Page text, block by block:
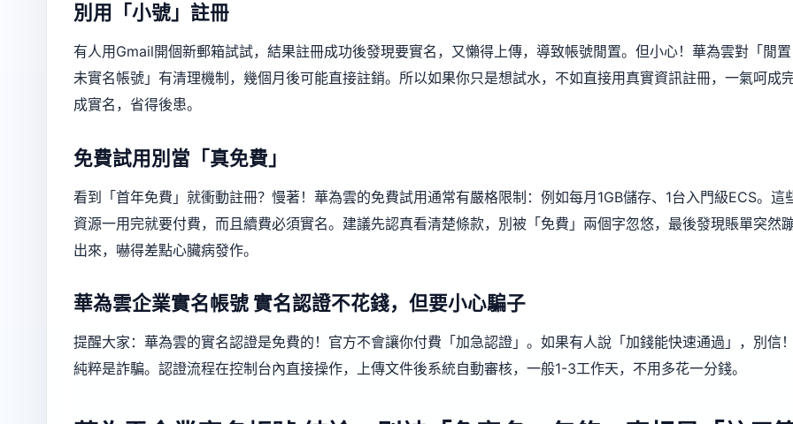
別用「小號」註冊
有人用Gmail開個新郵箱試試，結果註冊成功後發現要實名，又懶得上傳，導致帳號閒置。但小心！華為雲對「閒置
未實名帳號」有清理機制，幾個月後可能直接註銷。所以如果你只是想試水，不如直接用真實資訊註冊，一氣呵成
成實名，省得後患。
免費試用別當「真免費」
看到「首年免費」就衝動註冊？慢著！華為雲的免費試用通常有嚴格限制：例如每月1GB儲存、1台入門級ECS。這
資源一用完就要付費，而且續費必須實名。建議先認真看清楚條款，別被「免費」兩個字忽悠，最後發現賬單突然
出來，嚇得差點心臟病發作。
華為雲企業實名帳號 實名認證不花錢，但要小心騙子
提醒大家：華為雲的實名認證是免費的！官方不會讓你付費「加急認證」。如果有人說「加錢能快速通過」，別信！
純粹是詐騙。認證流程在控制台內直接操作，上傳文件後系統自動審核，一般1-3工作天，不用多花一分錢。